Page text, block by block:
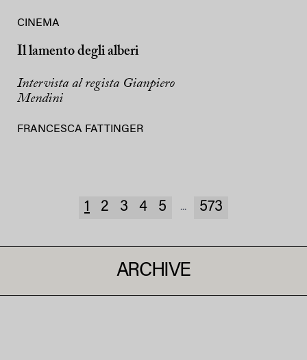
CINEMA
Il lamento degli alberi
Intervista al regista Gianpiero
Mendini
FRANCESCA FATTINGER
1 2 3 4 5 ... 573
ARCHIVE